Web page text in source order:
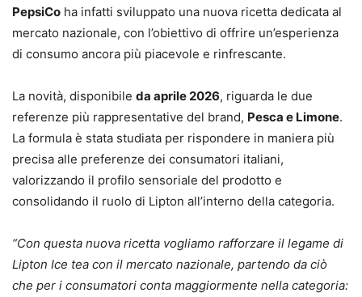
PepsiCo ha infatti sviluppato una nuova ricetta dedicata al
mercato nazionale, con l’obiettivo di offrire un’esperienza
di consumo ancora più piacevole e rinfrescante.
La novità, disponibile da aprile 2026, riguarda le due
referenze più rappresentative del brand, Pesca e Limone.
La formula è stata studiata per rispondere in maniera più
precisa alle preferenze dei consumatori italiani,
valorizzando il profilo sensoriale del prodotto e
consolidando il ruolo di Lipton all’interno della categoria.
“Con questa nuova ricetta vogliamo rafforzare il legame di
Lipton Ice tea con il mercato nazionale, partendo da ciò
che per i consumatori conta maggiormente nella categoria: